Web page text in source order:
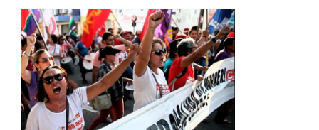
PUBLICAÇÕES
DOCUMENTOS
GALERIAS